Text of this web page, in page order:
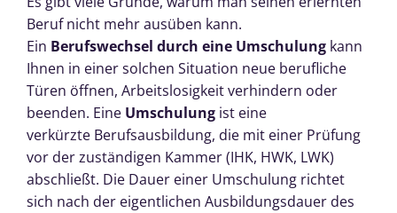
Beruf nicht mehr ausüben kann.
Ein Berufswechsel durch eine Umschulung kann
Ihnen in einer solchen Situation neue berufliche
Türen öffnen, Arbeitslosigkeit verhindern oder
beenden. Eine Umschulung ist eine
verkürzte Berufsausbildung, die mit einer Prüfung
vor der zuständigen Kammer (IHK, HWK, LWK)
abschließt. Die Dauer einer Umschulung richtet
sich nach der eigentlichen Ausbildungsdauer des